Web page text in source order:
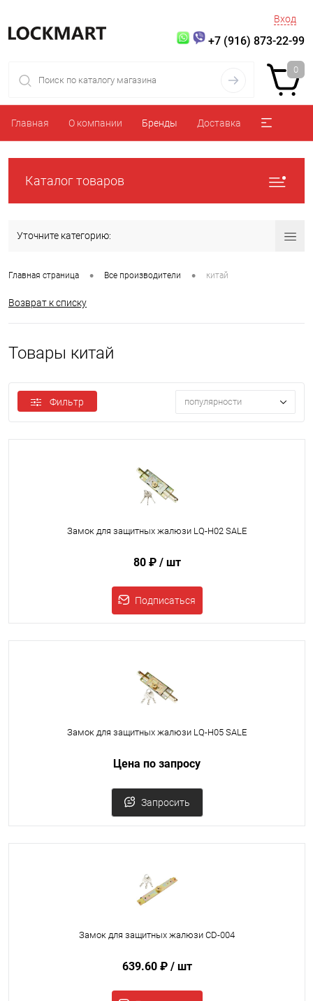
Вход
+7 (916) 873-22-99
0
Главная О компании Бренды Доставка
Каталог товаров
Уточните категорию:
Главная страница • Все производители • китай
Возврат к списку
Товары китай
Фильтр популярности
Замок для защитных жалюзи LQ-H02 SALE
80 ₽ / шт
Подписаться
Замок для защитных жалюзи LQ-H05 SALE
Цена по запросу
Запросить
Замок для защитных жалюзи CD-004
639.60 ₽ / шт